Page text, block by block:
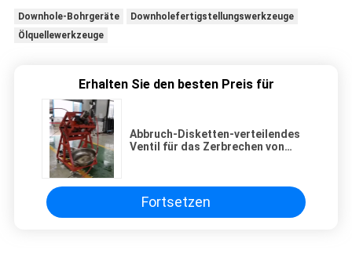
Downhole-Bohrgeräte
Downholefertigstellungswerkzeuge
Ölquellewerkzeuge
Erhalten Sie den besten Preis für
Abbruch-Disketten-verteilendes
Ventil für das Zerbrechen von
Fortsetzen